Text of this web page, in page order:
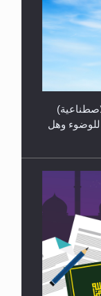
الأمن
للوضوء وهل